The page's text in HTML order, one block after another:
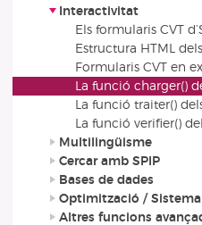
Interactivitat
Els formularis CVT
Estructura HTML
Formularis CVT en
La funció charger()
La funció traiter()
La funció verifier()
Multilingüisme
Cercar amb SPIP
Bases de dades
Optimització / Sistema
Altres funcions